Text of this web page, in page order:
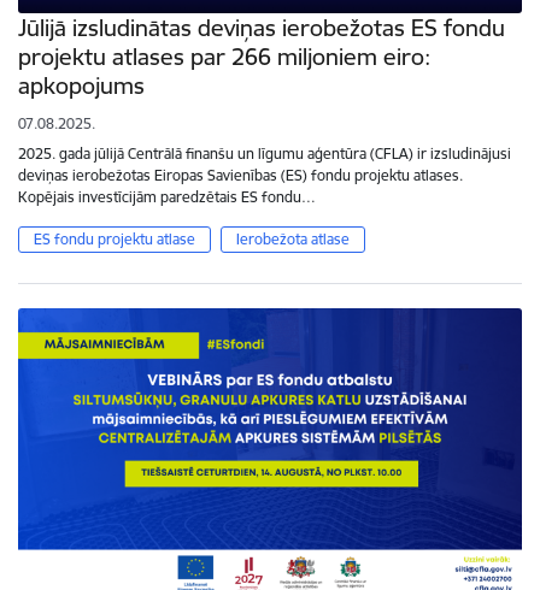
Jūlijā izsludinātas deviņas ierobežotas ES fondu
projektu atlases par 266 miljoniem eiro:
apkopojums
07.08.2025.
2025. gada jūlijā Centrālā finanšu un līgumu aģentūra (CFLA) ir izsludinājusi
deviņas ierobežotas Eiropas Savienības (ES) fondu projektu atlases.
Kopējais investīcijām paredzētais ES fondu…
ES fondu projektu atlase Ierobežota atlase